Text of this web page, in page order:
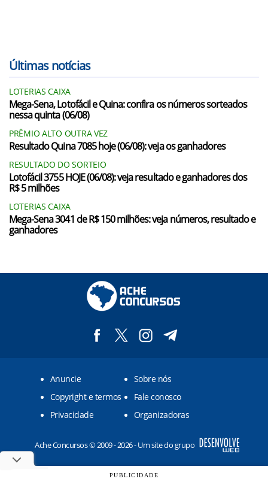
Últimas notícias
LOTERIAS CAIXA
Mega-Sena, Lotofácil e Quina: confira os números sorteados
nessa quinta (06/08)
PRÊMIO ALTO OUTRA VEZ
Resultado Quina 7085 hoje (06/08): veja os ganhadores
RESULTADO DO SORTEIO
Lotofácil 3755 HOJE (06/08): veja resultado e ganhadores dos
R$ 5 milhões
LOTERIAS CAIXA
Mega-Sena 3041 de R$ 150 milhões: veja números, resultado e
ganhadores
Anuncie
Sobre nós
Copyright e termos
Fale conosco
Privacidade
Organizadoras
Ache Concursos © 2009 - 2026 - Um site do grupo
PUBLICIDADE